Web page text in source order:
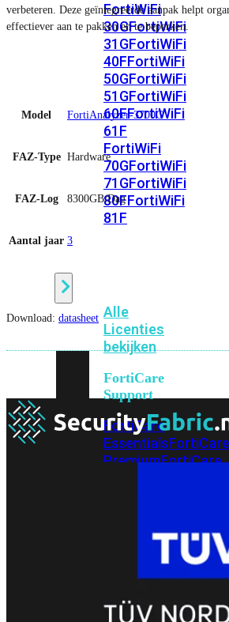
FortiWiFi
30GFortiWiFi
31GFortiWiFi
40FFortiWiFi
50GFortiWiFi
51GFortiWiFi
60FFortiWiFi
61F
FortiWiFi
70GFortiWiFi
71GFortiWiFi
80FFortiWiFi
81F
Alle
Licenties
bekijken
FortiCare
Support
FortiCare
EssentialsFortiCare
PremiumFortiCare
FortiCare
1
verbeteren. Deze geïntegreerde aanpak helpt
effectiever aan te pakken en te beperken.
Model FortiAnalyzer-3700G
FAZ-Type Hardware
FAZ-Log 8300GB/Dag
Aantal jaar 3
Download: datasheet